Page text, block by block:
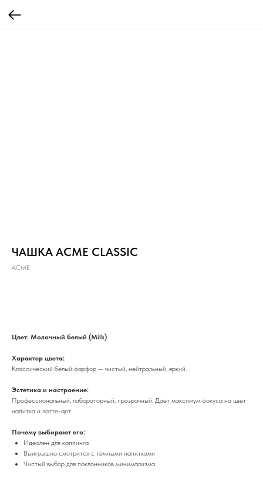
ЧАШКА ACME CLASSIC
ACME
Цвет: Молочный белый (Milk)
Характер цвета:
Классический белый фарфор — чистый, нейтральный, яркий.
Эстетика и настроение:
Профессиональный, лабораторный, прозрачный. Даёт максимум фокуса на цвет
напитка и латте-арт.
Почему выбирают его:
Идеален для каппинга
Выигрышно смотрится с тёмными напитками
Чистый выбор для поклонников минимализма